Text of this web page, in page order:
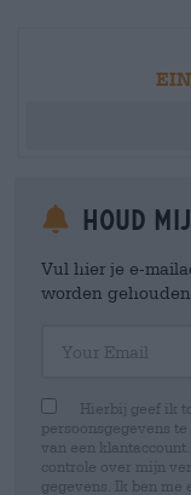
Houd
Vul hier je e-
worden
Hierbij geef ik
persoonsgegevens
van een
controle over mijn
gegevens. Ik ben me